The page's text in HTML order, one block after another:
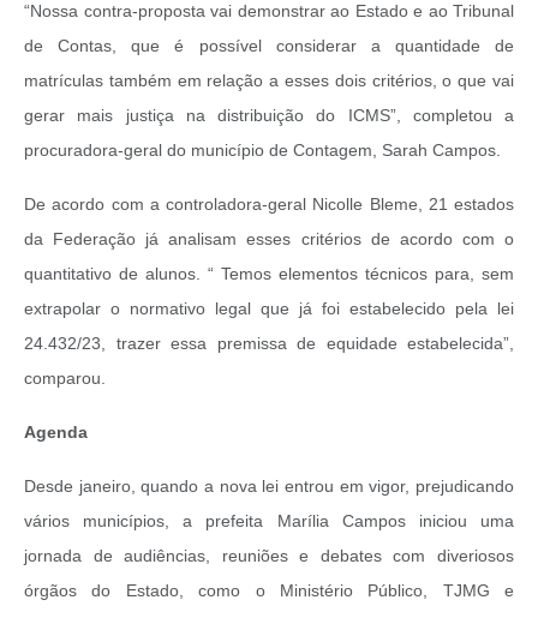
“Nossa contra-proposta vai demonstrar ao Estado e ao Tribunal
de Contas, que é possível considerar a quantidade de
matrículas também em relação a esses dois critérios, o que vai
gerar mais justiça na distribuição do ICMS”, completou a
procuradora-geral do município de Contagem, Sarah Campos.
De acordo com a controladora-geral Nicolle Bleme, 21 estados
da Federação já analisam esses critérios de acordo com o
quantitativo de alunos. “ Temos elementos técnicos para, sem
extrapolar o normativo legal que já foi estabelecido pela lei
24.432/23, trazer essa premissa de equidade estabelecida”,
comparou.
Agenda
Desde janeiro, quando a nova lei entrou em vigor, prejudicando
vários municípios, a prefeita Marília Campos iniciou uma
jornada de audiências, reuniões e debates com diveriosos
órgãos do Estado, como o Ministério Público, TJMG e